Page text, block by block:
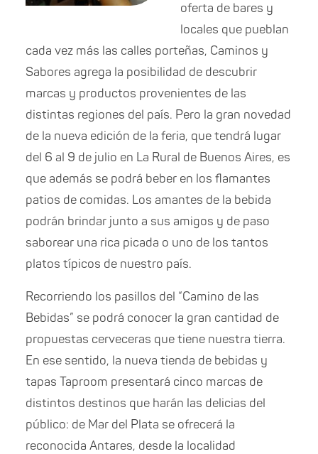
oferta de bares y
locales que pueblan
cada vez más las calles porteñas, Caminos y
Sabores agrega la posibilidad de descubrir
marcas y productos provenientes de las
distintas regiones del país. Pero la gran novedad
de la nueva edición de la feria, que tendrá lugar
del 6 al 9 de julio en La Rural de Buenos Aires, es
que además se podrá beber en los flamantes
patios de comidas. Los amantes de la bebida
podrán brindar junto a sus amigos y de paso
saborear una rica picada o uno de los tantos
platos típicos de nuestro país.
Recorriendo los pasillos del “Camino de las
Bebidas” se podrá conocer la gran cantidad de
propuestas cerveceras que tiene nuestra tierra.
En ese sentido, la nueva tienda de bebidas y
tapas Taproom presentará cinco marcas de
distintos destinos que harán las delicias del
público: de Mar del Plata se ofrecerá la
reconocida Antares, desde la localidad